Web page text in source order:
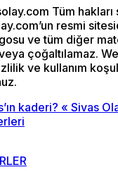
Tüm hakları
resmi
ve tüm diğer
çoğaltılamaz.
ve kullanım